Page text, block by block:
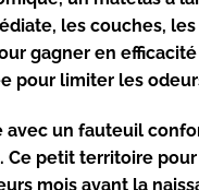
les couches,
gagner en
pour limiter les
avec un fauteuil
petit territoire
mois avant la